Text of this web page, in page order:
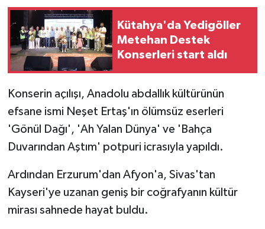
Kütahya'da Yedigöller
Metehan Destek
Konserleri start aldı
Konserin açılışı, Anadolu abdallık kültürünün
efsane ismi Neşet Ertaş'ın ölümsüz eserleri
'Gönül Dağı', 'Ah Yalan Dünya' ve 'Bahça
Duvarından Aştım' potpuri icrasıyla yapıldı.
Ardından Erzurum'dan Afyon'a, Sivas'tan
Kayseri'ye uzanan geniş bir coğrafyanın kültür
mirası sahnede hayat buldu.